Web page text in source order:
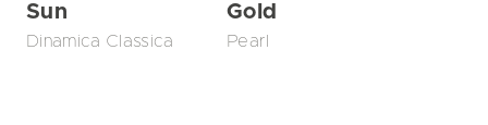
Sun
Dinamica Classica
Gold
Pearl